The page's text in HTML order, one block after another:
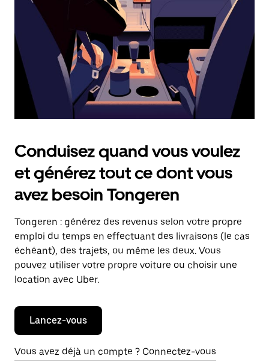
touche
pour
fermer
le
calendrier.
Conduisez quand vous voulez
et générez tout ce dont vous
avez besoin Tongeren
Tongeren : générez des revenus selon votre propre
emploi du temps en effectuant des livraisons (le cas
échéant), des trajets, ou même les deux. Vous
pouvez utiliser votre propre voiture ou choisir une
location avec Uber.
Lancez-vous
Vous avez déjà un compte ? Connectez-vous